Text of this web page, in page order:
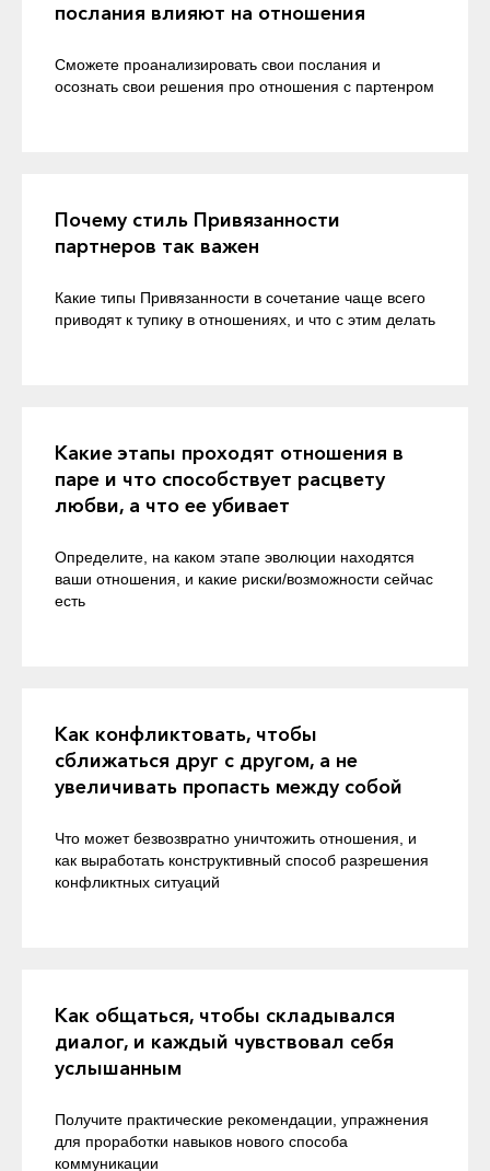
послания влияют на отношения
Сможете проанализировать свои послания и
осознать свои решения про отношения с партенром
Почему стиль Привязанности
партнеров так важен
Какие типы Привязанности в сочетание чаще всего
приводят к тупику в отношениях, и что с этим делать
Какие этапы проходят отношения в
паре и что способствует расцвету
любви, а что ее убивает
Определите, на каком этапе эволюции находятся
ваши отношения, и какие риски/возможности сейчас
есть
Как конфликтовать, чтобы
сближаться друг с другом, а не
увеличивать пропасть между собой
Что может безвозвратно уничтожить отношения, и
как выработать конструктивный способ разрешения
конфликтных ситуаций
Как общаться, чтобы складывался
диалог, и каждый чувствовал себя
услышанным
Получите практические рекомендации, упражнения
для проработки навыков нового способа
коммуникации